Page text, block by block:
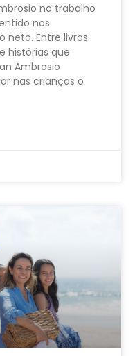
no trabalho
nos
neto. Entre livros
histórias que
Ambrosio
nas crianças o